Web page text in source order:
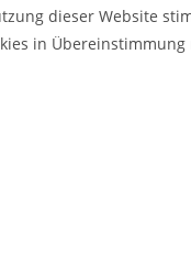
dieser Website
in